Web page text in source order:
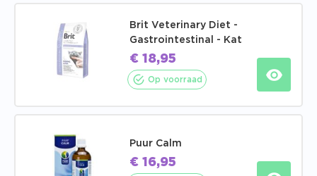
Brit Veterinary Diet -
Gastrointestinal - Kat
€ 18,95
Op voorraad
Puur Calm
€ 16,95